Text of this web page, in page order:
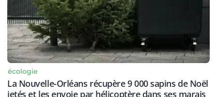
écologie
La Nouvelle-Orléans récupère 9 000 sapins de Noël
jetés et les envoie par hélicoptère dans ses marais